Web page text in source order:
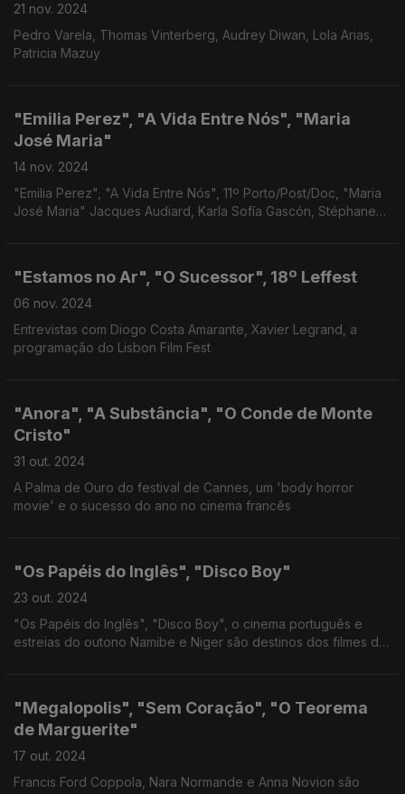
21 nov. 2024
Pedro Varela, Thomas Vinterberg, Audrey Diwan, Lola Arias,
Patricia Mazuy
"Emilia Perez", "A Vida Entre Nós", "Maria
José Maria"
14 nov. 2024
"Emilia Perez", "A Vida Entre Nós", 11º Porto/Post/Doc, "Maria
José Maria" Jacques Audiard, Karla Sofía Gascón, Stéphane
"Estamos no Ar", "O Sucessor", 18º Leffest
06 nov. 2024
Entrevistas com Diogo Costa Amarante, Xavier Legrand, a
programação do Lisbon Film Fest
"Anora", "A Substância", "O Conde de Monte
Cristo"
31 out. 2024
A Palma de Ouro do festival de Cannes, um 'body horror
movie' e o sucesso do ano no cinema francês
"Os Papéis do Inglês", "Disco Boy"
23 out. 2024
"Os Papéis do Inglês", "Disco Boy", o cinema português e
estreias do outono Namibe e Niger são destinos dos filmes de
"Megalopolis", "Sem Coração", "O Teorema
de Marguerite"
17 out. 2024
Francis Ford Coppola, Nara Normande e Anna Novion são